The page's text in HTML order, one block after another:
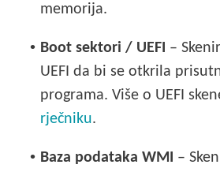
memorija.
• Boot sektori / UEFI –
UEFI da bi se otkrila
programa. Više o UEFI
rječniku.
• Baza podataka WMI
–